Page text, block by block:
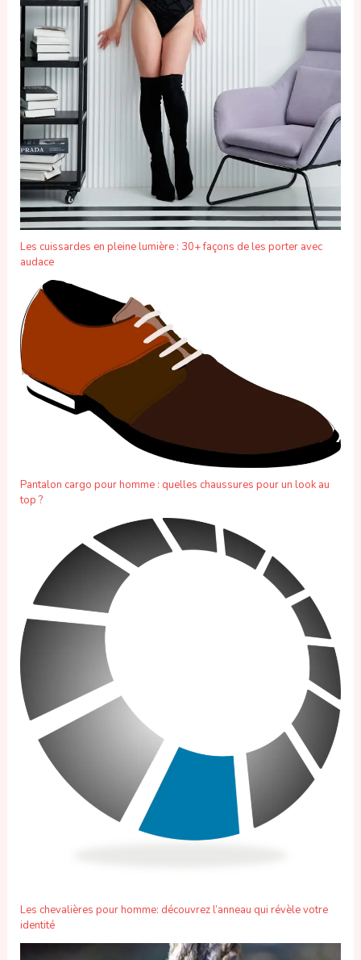
Les cuissardes en pleine lumière : 30+ façons de les porter avec
audace
Pantalon cargo pour homme : quelles chaussures pour un look au
top ?
Les chevalières pour homme: découvrez l’anneau qui révèle votre
identité